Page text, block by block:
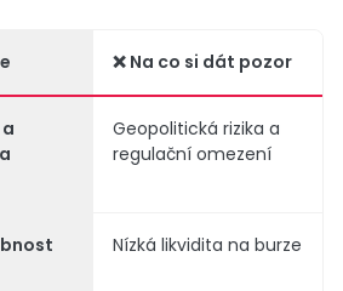
❌ Na co si dát pozor
Geopolitická rizika a
regulační omezení
Nízká likvidita na burze